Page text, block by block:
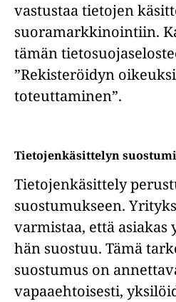
vastustaa tietojen
suoramarkkinointiin.
tämän
”Rekisteröidyn
toteuttaminen”.
Tietojenkäsittelyn
Tietojenkäsittely
suostumukseen.
varmistaa, että
hän suostuu. Tämä
suostumus on
vapaaehtoisesti,